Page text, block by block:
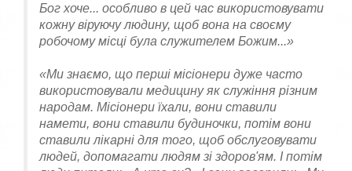
Бог хоче... особливо в цей час використовувати
кожну віруючу людину, щоб вона на своєму
робочому місці була служителем Божим...»
«Ми знаємо, що перші місіонери дуже часто
використовували медицину як служіння різним
народам. Місіонери їхали, вони ставили
намети, вони ставили будиночки, потім вони
ставили лікарні для того, щоб обслуговувати
людей, допомагати людям зі здоров'ям. І потім